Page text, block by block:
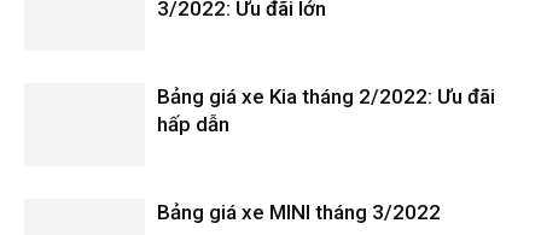
3/2022: Ưu đãi lớn
Bảng giá xe Kia tháng 2/2022: Ưu đãi
hấp dẫn
Bảng giá xe MINI tháng 3/2022